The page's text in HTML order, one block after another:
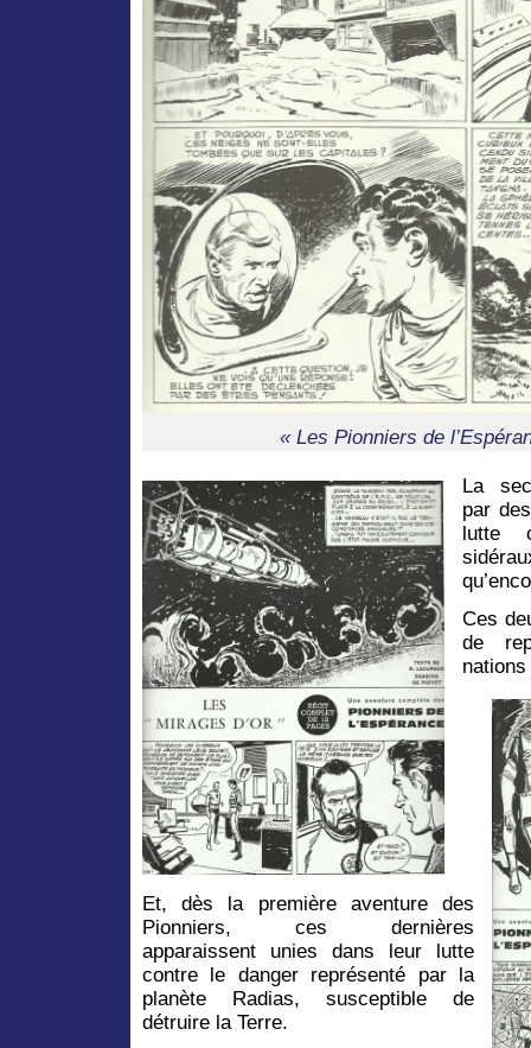
« Les Pionniers de
La
par
lutte
Ces
de
Et, dès la première aventure des
Pionniers, ces dernières
apparaissent unies dans leur lutte
contre le danger représenté par la
planète Radias, susceptible de
détruire la Terre.